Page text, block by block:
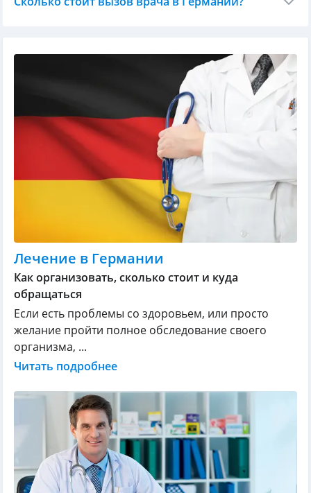
Лечение в Германии
Как организовать, сколько стоит и куда
обращаться
Если есть проблемы со здоровьем, или просто
желание пройти полное обследование своего
организма, ...
Читать подробнее